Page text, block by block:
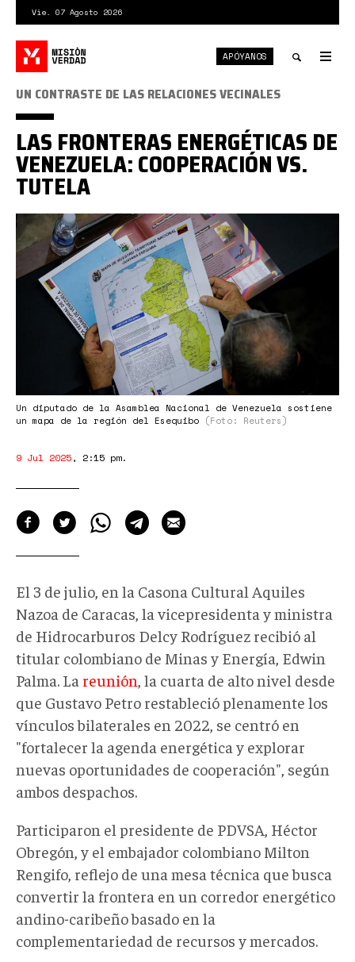
contenido
principal
Vie. 07 Agosto 2026
APÓYANOS
IMG_20250709_103547_159.jpg
Un diputado de la Asamblea Nacional de Venezuela sostiene
un mapa de la región del Esequibo (Foto: Reuters)
UN CONTRASTE DE LAS RELACIONES VECINALES
LAS FRONTERAS ENERGÉTICAS DE
VENEZUELA: COOPERACIÓN VS.
TUTELA
9 Jul 2025, 2:15 pm.
El 3 de julio, en la Casona Cultural Aquiles
Nazoa de Caracas, la vicepresidenta y ministra
de Hidrocarburos Delcy Rodríguez recibió al
titular colombiano de Minas y Energía, Edwin
Palma. La reunión , la cuarta de alto nivel desde
que Gustavo Petro restableció plenamente los
vínculos bilaterales en 2022, se centró en
"fortalecer la agenda energética y explorar
nuevas oportunidades de cooperación", según
ambos despachos.
Participaron el presidente de PDVSA, Héctor
Obregón, y el embajador colombiano Milton
Rengifo, reflejo de una mesa técnica que busca
convertir la frontera en un corredor energético
andino-caribeño basado en la
complementariedad de recursos y mercados.